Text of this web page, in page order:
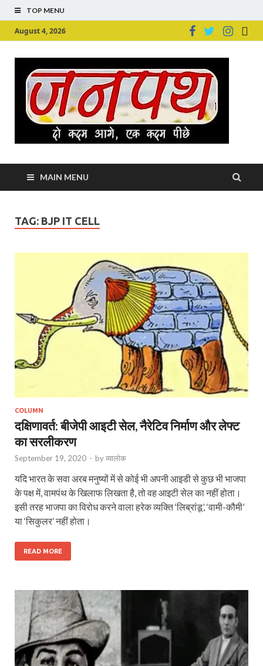
TOP MENU
August 4, 2026
MAIN MENU
TAG: BJP IT CELL
COLUMN
दक्षिणावर्त: बीजेपी आइटी सेल, नैरेटिव निर्माण और लेफ्ट
का सरलीकरण
September 19, 2020 - byव्यालोक
यदि भारत के सवा अरब मनुष्यों में से कोई भी अपनी आइडी से कुछ भी भाजपा
के पक्ष में, वामपंथ के खिलाफ लिखता है, तो वह आइटी सेल का नहीं होता।
इसी तरह भाजपा का विरोध करने वाला हरेक व्यक्ति ‘लिब्रांडू’, ‘वामी-कौमी’
या ‘सिकुलर’ नहीं होता।
READ MORE